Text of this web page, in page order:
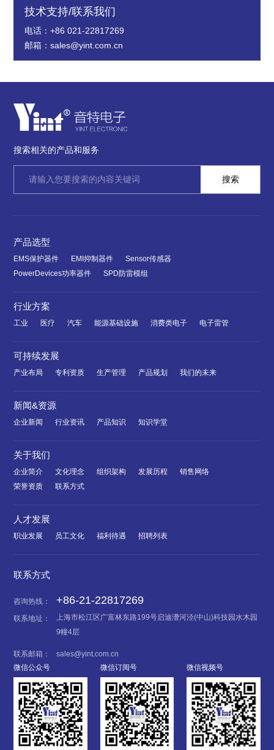
技术支持/联系我们
电话：+86 021-22817269
邮箱：sales@yint.com.cn
搜索相关的产品和服务
产品选型
EMS保护器件 EMI抑制器件
Sensor传感器
PowerDevices功率器件
SPD防雷模组
行业方案
工业 医疗 汽车 能源基础设施 消费类电子 电子雷管
可持续发展
产业布局 专利资质 生产管理 产品规划 我们的未来
新闻&资源
企业新闻 行业资讯 产品知识 知识学堂
关于我们
企业简介 文化理念 组织架构 发展历程
销售网络
荣誉资质
联系方式
人才发展
职业发展 员工文化 福利待遇 招聘列表
联系方式
咨询热线： +86-21-22817269
联系地址：
上海市松江区广富林东路199号启迪漕河泾(中山)科技园水木园
9幢4层
联系邮箱：
sales@yint.com.cn
微信公众号
微信订阅号 微信视频号